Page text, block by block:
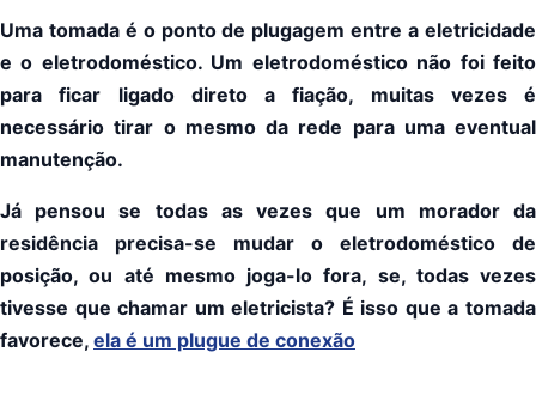
Uma tomada é o ponto de plugagem entre a eletricidade
e o eletrodoméstico. Um eletrodoméstico não foi feito
para ficar ligado direto a fiação, muitas vezes é
necessário tirar o mesmo da rede para uma eventual
manutenção.
Já pensou se todas as vezes que um morador da
residência precisa-se mudar o eletrodoméstico de
posição, ou até mesmo joga-lo fora, se, todas vezes
tivesse que chamar um eletricista? É isso que a tomada
favorece, ela é um plugue de conexão